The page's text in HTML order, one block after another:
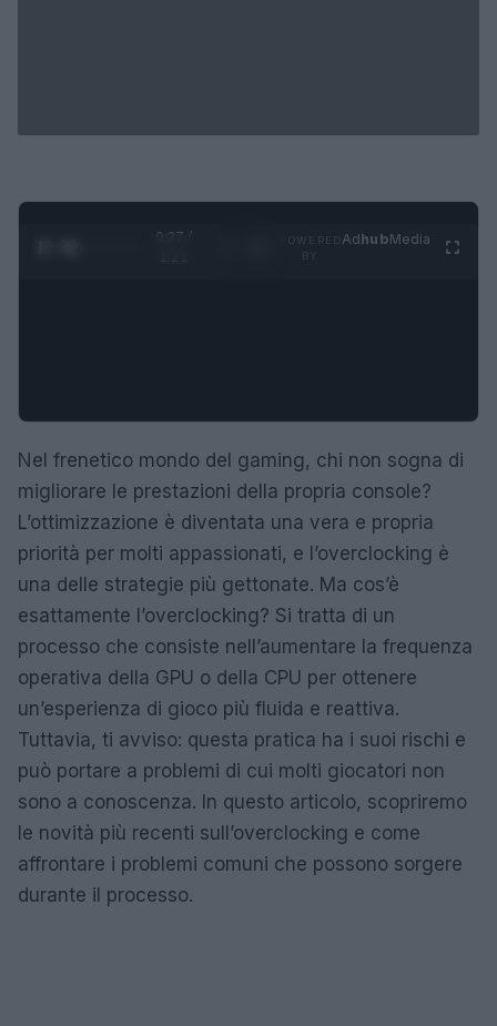
0:28 /
AdhubMedia
Nel frenetico mondo del gaming, chi non sogna di
migliorare le prestazioni della propria console?
L’ottimizzazione è diventata una vera e propria
priorità per molti appassionati, e l’overclocking è
una delle strategie più gettonate. Ma cos’è
esattamente l’overclocking? Si tratta di un
processo che consiste nell’aumentare la frequenza
operativa della GPU o della CPU per ottenere
un’esperienza di gioco più fluida e reattiva.
Tuttavia, ti avviso: questa pratica ha i suoi rischi e
può portare a problemi di cui molti giocatori non
sono a conoscenza. In questo articolo, scopriremo
le novità più recenti sull’overclocking e come
affrontare i problemi comuni che possono sorgere
durante il processo.